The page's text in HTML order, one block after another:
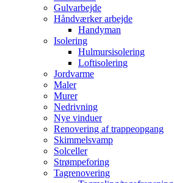
Gulvarbejde
Håndværker arbejde
Handyman
Isolering
Hulmursisolering
Loftisolering
Jordvarme
Maler
Murer
Nedrivning
Nye vinduer
Renovering af trappeopgang
Skimmelsvamp
Solceller
Strømpeforing
Tagrenovering